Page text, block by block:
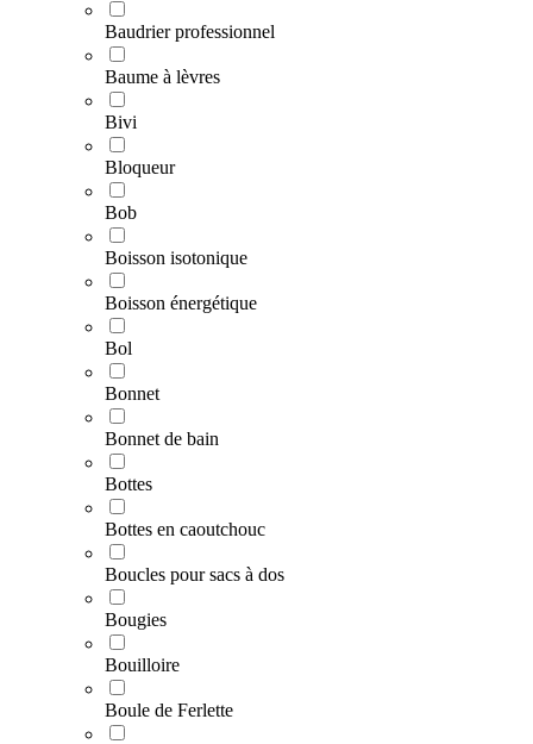
Baudrier professionnel
Baume à lèvres
Bivi
Bloqueur
Bob
Boisson isotonique
Boisson énergétique
Bol
Bonnet
Bonnet de bain
Bottes
Bottes en caoutchouc
Boucles pour sacs à dos
Bougies
Bouilloire
Boule de Ferlette